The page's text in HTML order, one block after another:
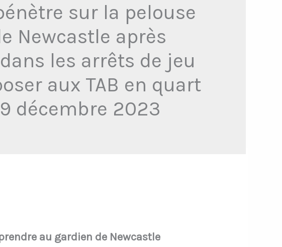
sur la pelouse
Newcastle après
les arrêts de jeu
aux TAB en quart
décembre 2023
au gardien de Newcastle